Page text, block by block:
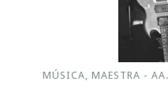
MÚSICA, MAESTRA -